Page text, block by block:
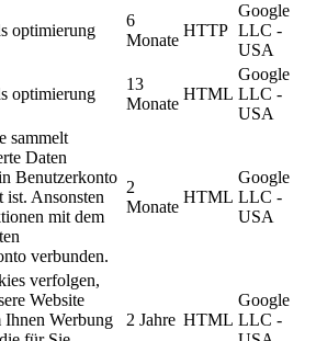
optimierung
6
Monate
HTTP
Google
LLC -
USA
optimierung
13
Monate
HTML
Google
LLC -
USA
sammelt
Daten
Benutzerkonto
ist. Ansonsten
mit dem
verbunden.
2
Monate
HTML
Google
LLC -
USA
verfolgen,
Website
Ihnen Werbung
2 Jahre HTML
Google
LLC -